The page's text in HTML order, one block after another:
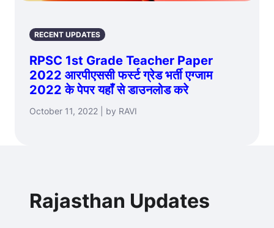
RECENT UPDATES
RPSC 1st Grade Teacher Paper
2022 आरपीएससी फर्स्ट ग्रेड भर्ती एग्जाम
2022 के पेपर यहाँ से डाउनलोड करे
October 11, 2022 | by RAVI
Rajasthan Updates